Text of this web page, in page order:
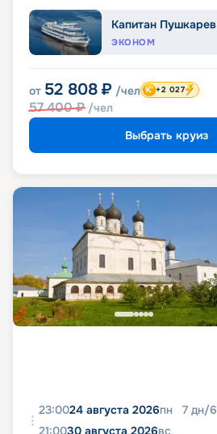
Капитан Пушкарев
ЭКОНОМ
от 52 808 ₽ /чел
57 400₽ /чел
+2 027
Выбрать круиз
23:0024 августа 2026пн 7 дн/6
21:0030 августа 2026вс